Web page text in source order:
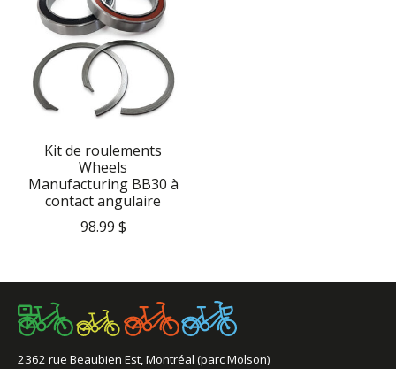
Kit de roulements
Wheels
Manufacturing BB30 à
contact angulaire
98.99 $
2362 rue Beaubien Est, Montréal (parc Molson)